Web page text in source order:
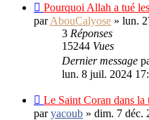
Pourquoi Allah a tué
parAbouCalyose » lun.
3 Réponses
15244 Vues
Dernier message
lun. 8 juil. 2024
Le Saint Coran dans la
paryacoub » dim. 7 déc.